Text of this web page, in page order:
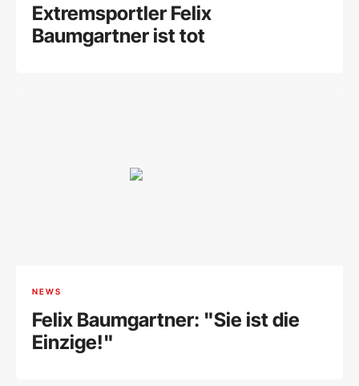
Extremsportler Felix
Baumgartner ist tot
NEWS
Felix Baumgartner: "Sie ist die
Einzige!"